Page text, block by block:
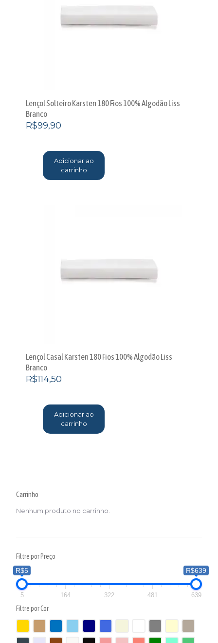
Lençol Solteiro Karsten 180 Fios 100% Algodão Liss
Branco
R$99,90
Adicionar ao
carrinho
Lençol Casal Karsten 180 Fios 100% Algodão Liss
Branco
R$114,50
Adicionar ao
carrinho
Carrinho
Nenhum produto no carrinho.
Filtre por Preço
R$5
R$639
5 164 322 481 639
Filtre por Cor